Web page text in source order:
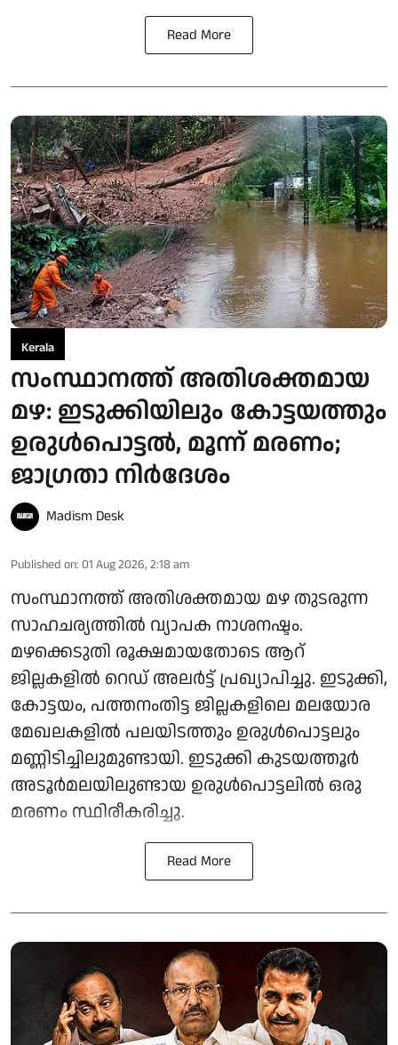
Read More
Kerala
സംസ്ഥാനത്ത് അതിശക്തമായ
മഴ: ഇടുക്കിയിലും കോട്ടയത്തും
ഉരുള്‍പൊട്ടല്‍, മൂന്ന് മരണം;
ജാഗ്രതാ നിർദേശം
Madism Desk
Published on: 01 Aug 2026, 2:18 am
സംസ്ഥാനത്ത് അതിശക്തമായ മഴ തുടരുന്ന
സാഹചര്യത്തിൽ വ്യാപക നാശനഷ്ടം.
മഴക്കെടുതി രൂക്ഷമായതോടെ ആറ്
ജില്ലകളിൽ റെഡ് അലർട്ട് പ്രഖ്യാപിച്ചു. ഇടുക്കി,
കോട്ടയം, പത്തനംതിട്ട ജില്ലകളിലെ മലയോര
മേഖലകളിൽ പലയിടത്തും ഉരുൾപൊട്ടലും
മണ്ണിടിച്ചിലുമുണ്ടായി. ഇടുക്കി കുടയത്തൂർ
അടൂർമലയിലുണ്ടായ ഉരുൾപൊട്ടലിൽ ഒരു
മരണം സ്ഥിരീകരിച്ചു.
Read More